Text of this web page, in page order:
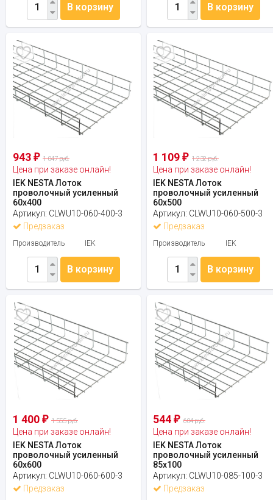
В корзину В корзину
943 ₽ 1 047 руб.
Цена при заказе онлайн!
IEK NESTA Лоток
проволочный усиленный
60х400
Артикул: CLWU10-060-400-3
Предзаказ
Производитель IEK
В корзину
1 109₽ 1 232 руб.
Цена при заказе онлайн!
IEK NESTA Лоток
проволочный усиленный
60х500
Артикул: CLWU10-060-500-3
Предзаказ
Производитель IEK
В корзину
1 400 ₽ 1 555 руб.
Цена при заказе онлайн!
IEK NESTA Лоток
проволочный усиленный
60х600
Артикул: CLWU10-060-600-3
Предзаказ
544₽ 604 руб.
Цена при заказе онлайн!
IEK NESTA Лоток
проволочный усиленный
85х100
Артикул: CLWU10-085-100-3
Предзаказ